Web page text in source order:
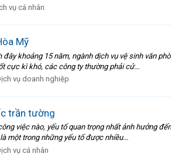
vụ cá nhân
Mỹ
khoảng 15 năm, ngành dịch vụ vệ sinh văn
cực kì khó, các công ty thường phải cử...
vụ doanh nghiệp
trần tường
việc nào, yếu tố quan trọng nhất ảnh hưởng
một trong những yếu tố được nhiều...
vụ cá nhân